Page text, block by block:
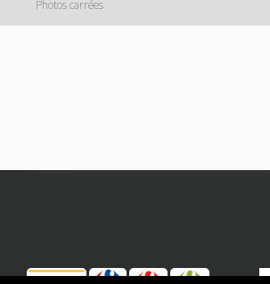
Photos carrées